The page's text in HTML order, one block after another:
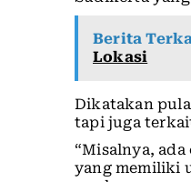
Berita
Lokasi
Dikatakan
tapi juga
“Misalnya,
yang memiliki